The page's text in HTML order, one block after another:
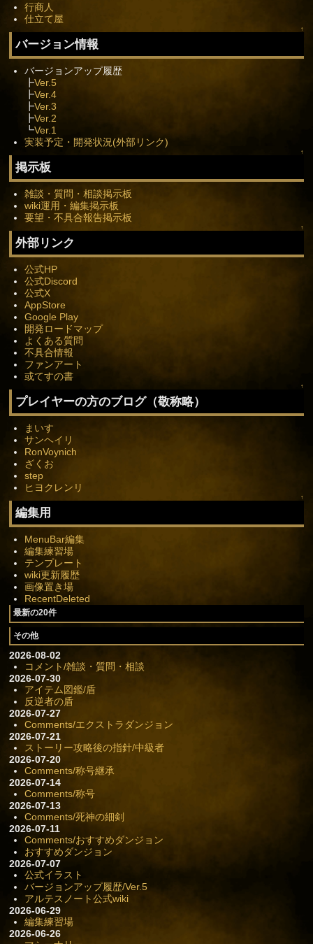
行商人
仕立て屋
↑
バージョン情報
バージョンアップ履歴
┣Ver.5
┣Ver.4
┣Ver.3
┣Ver.2
┗Ver.1
実装予定・開発状況(外部リンク)
↑
掲示板
雑談・質問・相談掲示板
wiki運用・編集掲示板
要望・不具合報告掲示板
↑
外部リンク
公式HP
公式Discord
公式X
AppStore
Google Play
開発ロードマップ
よくある質問
不具合情報
ファンアート
或てすの書
↑
プレイヤーの方のブログ（敬称略）
まいす
サンヘイリ
RonVoynich
ざくお
step
ヒヨクレンリ
↑
編集用
MenuBar編集
編集練習場
テンプレート
wiki更新履歴
画像置き場
RecentDeleted
最新の20件
その他
2026-08-02
コメント/雑談・質問・相談
2026-07-30
アイテム図鑑/盾
反逆者の盾
2026-07-27
Comments/エクストラダンジョン
2026-07-21
ストーリー攻略後の指針/中級者
2026-07-20
Comments/称号継承
2026-07-14
Comments/称号
2026-07-13
Comments/死神の細剣
2026-07-11
Comments/おすすめダンジョン
おすすめダンジョン
2026-07-07
公式イラスト
バージョンアップ履歴/Ver.5
アルテスノート公式wiki
2026-06-29
編集練習場
2026-06-26